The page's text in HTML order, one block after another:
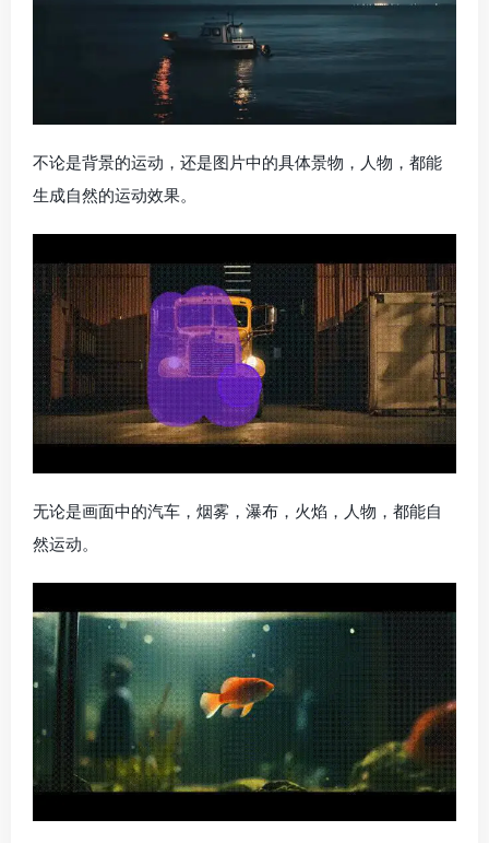
不论是背景的运动，还是图片中的具体景物，人物，都能
生成自然的运动效果。
无论是画面中的汽车，烟雾，瀑布，火焰，人物，都能自
然运动。